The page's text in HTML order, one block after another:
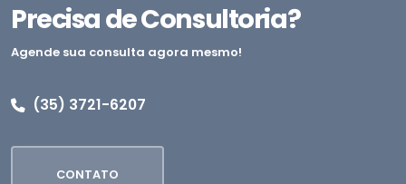
Precisa de Consultoria?
Agende sua consulta agora mesmo!
(35) 3721-6207
CONTATO